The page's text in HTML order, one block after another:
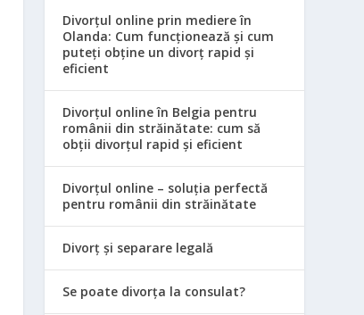
Divorțul online prin mediere în
Olanda: Cum funcționează și cum
puteți obține un divorț rapid și
eficient
Divorțul online în Belgia pentru
românii din străinătate: cum să
obții divorțul rapid și eficient
Divorțul online – soluția perfectă
pentru românii din străinătate
Divorț și separare legală
Se poate divorța la consulat?